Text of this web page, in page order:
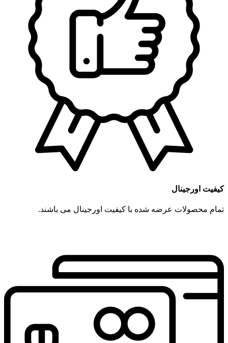
کیفیت اورجینال
تمام محصولات عرضه شده با کیفیت اورجینال می باشند.